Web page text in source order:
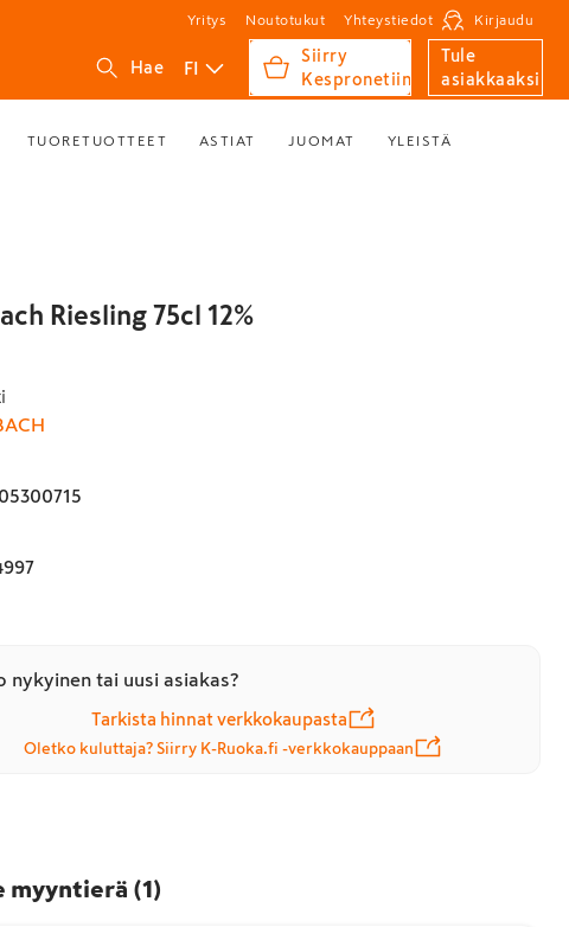
Yritys Noutotukut Yhteystiedot Kirjaudu
Hae FI
Siirry
Kespronetiin
Tule
asiakkaaksi
TUORETUOTTEET ASTIAT JUOMAT YLEISTÄ
Riesling 75cl 12%
nykyinen tai uusi asiakas?
Tarkista hinnat verkkokaupasta
Oletko kuluttaja? Siirry K-Ruoka.fi -verkkokauppaan
myyntierä (1 )